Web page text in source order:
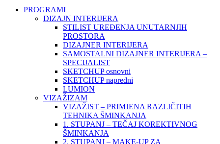
PROGRAMI
DIZAJN INTERIJERA
STILIST UREĐENJA UNUTARNJIH
PROSTORA
DIZAJNER INTERIJERA
SAMOSTALNI DIZAJNER INTERIJERA –
SPECIJALIST
SKETCHUP osnovni
SKETCHUP napredni
LUMION
VIZAŽIZAM
VIZAŽIST – PRIMJENA RAZLIČITIH
TEHNIKA ŠMINKANJA
1. STUPANJ – TEČAJ KOREKTIVNOG
ŠMINKANJA
2. STUPANJ – MAKE-UP ZA